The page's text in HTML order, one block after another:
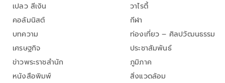
เปลว สีเงิน
คอลัมนิสต์
บทความ
เศรษฐกิจ
ข่าวพระราชสำนัก
หนังสือพิมพ์
วาไรตี้
กีฬา
ท่องเที่ยว – ศิลปวัฒนธรรม
ประชาสัมพันธ์
ภูมิภาค
สิ่งแวดล้อม